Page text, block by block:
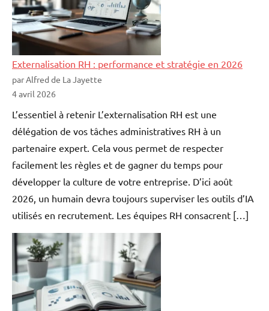
Externalisation RH : performance et stratégie en 2026
par Alfred de La Jayette
4 avril 2026
L’essentiel à retenir L’externalisation RH est une
délégation de vos tâches administratives RH à un
partenaire expert. Cela vous permet de respecter
facilement les règles et de gagner du temps pour
développer la culture de votre entreprise. D’ici août
2026, un humain devra toujours superviser les outils d’IA
utilisés en recrutement. Les équipes RH consacrent […]